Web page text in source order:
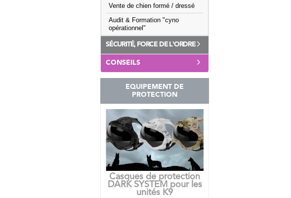
Vente de chien formé / dressé
Audit & Formation "cyno
opérationnel"
SÉCURITÉ, FORCE DE L'ORDRE
CONSEILS
EQUIPEMENT DE
PROTECTION
Casques de protection
DARK SYSTEM pour les
unités K9